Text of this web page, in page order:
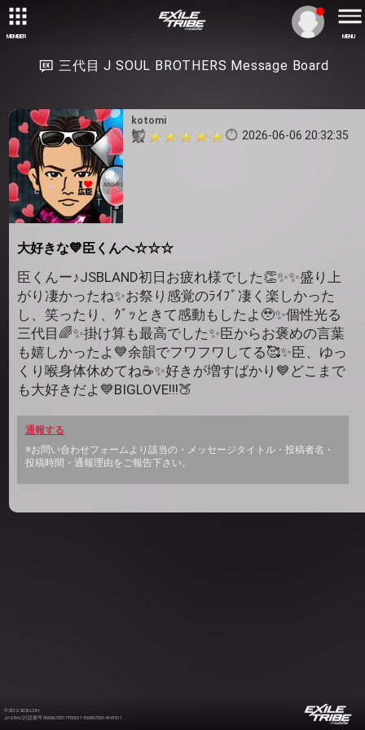
MEMBER MENU
三代目 J SOUL BROTHERS Message Board
kotomi
2026-06-06 20:32:35
大好きな💙臣くんへ☆☆☆
臣くんー♪JSBLAND初日お疲れ様でした👏✨✨盛り上
がり凄かったね✨お祭り感覚のﾗｲﾌﾞ凄く楽しかった
し、笑ったり、ｸﾞｯときて感動もしたよ🥹✨個性光る
三代目🌈✨掛け算も最高でした✨臣からお褒めの言葉
も嬉しかったよ💙余韻でフワフワしてる🥰✨臣、ゆっ
くり喉身体休めてね☕✨好きが増すばかり💙どこまで
も大好きだよ💙BIGLOVE!!!🍑
通報する
※お問い合わせフォームより該当の・メッセージタイトル・投稿者名・
投稿時間・通報理由をご報告下さい。
©2012-2026 LDH
JASRAC許諾番号 9008675017Y55011 9008675014Y41011